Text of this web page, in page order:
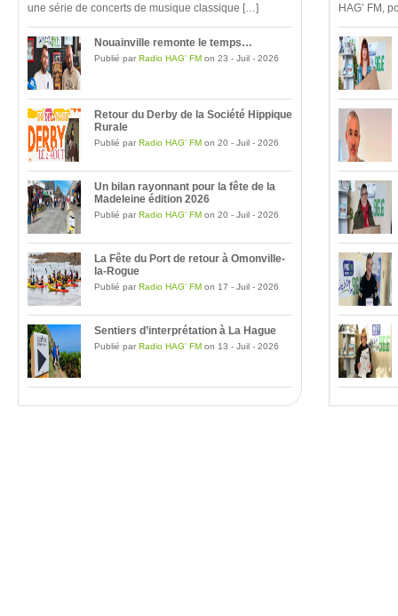
une série de concerts de musique classique […]
Nouainville remonte le temps…
Publié par Radio HAG' FM on 23 - Juil - 2026
Retour du Derby de la Société Hippique
Rurale
Publié par Radio HAG' FM on 20 - Juil - 2026
Un bilan rayonnant pour la fête de la
Madeleine édition 2026
Publié par Radio HAG' FM on 20 - Juil - 2026
La Fête du Port de retour à Omonville-
la-Rogue
Publié par Radio HAG' FM on 17 - Juil - 2026
Sentiers d’interprétation à La Hague
Publié par Radio HAG' FM on 13 - Juil - 2026
HAG’ FM,